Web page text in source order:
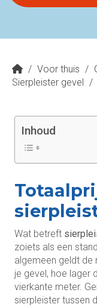
/ Voor thuis /
Sierpleister gevel
/
Inhoud
Wat betreft
zoiets als een
algemeen geldt de
je gevel, hoe lager
vierkante meter.
sierpleister tussen